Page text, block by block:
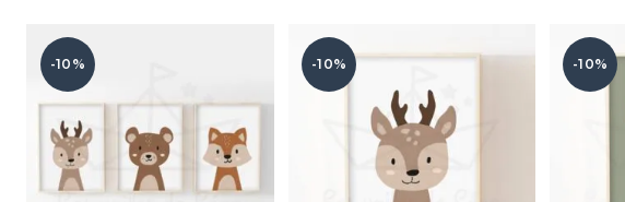
-10% -10% -10%